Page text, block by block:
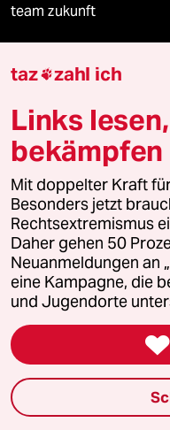
team zukunft
taz lab Infobrief
Veranstaltungen
Demnächst
Live im Stream
Vergangene
taz zahl ich
Links
bekämpfen
Mit doppelter Kraft
Besonders jetzt
Rechtsextremismus
Daher gehen 50
Neuanmeldungen an
eine Kampagne, die
und Jugendorte
